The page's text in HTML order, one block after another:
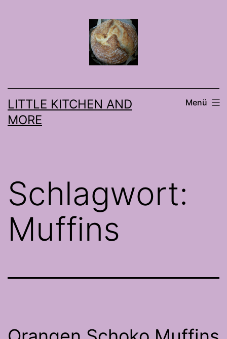
LITTLE KITCHEN AND
MORE
Menü
Schlagwort:
Muffins